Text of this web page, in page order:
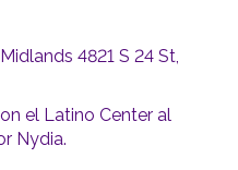
4821 S 24 St,
el Latino Center al
Nydia.